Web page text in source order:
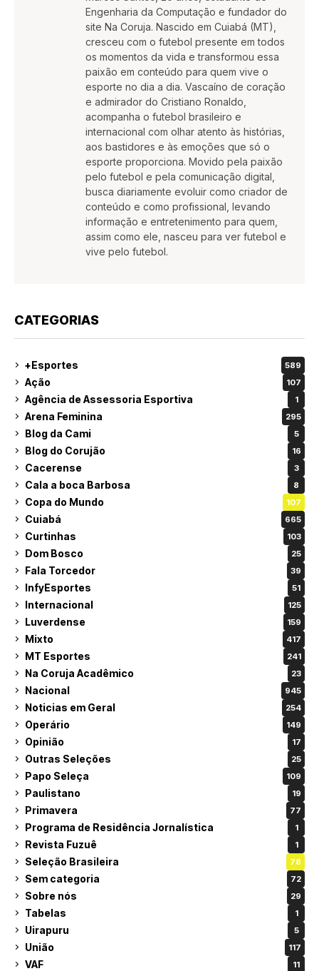
Engenharia da Computação e fundador do
site Na Coruja. Nascido em Cuiabá (MT),
cresceu com o futebol presente em todos
os momentos da vida e transformou essa
paixão em conteúdo para quem vive o
esporte no dia a dia. Vascaíno de coração
e admirador do Cristiano Ronaldo,
acompanha o futebol brasileiro e
internacional com olhar atento às histórias,
aos bastidores e às emoções que só o
esporte proporciona. Movido pela paixão
pelo futebol e pela comunicação digital,
busca diariamente evoluir como criador de
conteúdo e como profissional, levando
informação e entretenimento para quem,
assim como ele, nasceu para ver futebol e
vive pelo futebol.
CATEGORIAS
+Esportes 589
Ação 107
Agência de Assessoria Esportiva 1
Arena Feminina 295
Blog da Cami 5
Blog do Corujão 16
Cacerense 3
Cala a boca Barbosa 8
Copa do Mundo 107
Cuiabá 665
Curtinhas 103
Dom Bosco 25
Fala Torcedor 39
InfyEsportes 51
Internacional 125
Luverdense 159
Mixto 417
MT Esportes 241
Na Coruja Acadêmico 23
Nacional 945
Noticias em Geral 254
Operário 149
Opinião 17
Outras Seleções 25
Papo Seleça 109
Paulistano 19
Primavera 77
Programa de Residência Jornalística 1
Revista Fuzuê 1
Seleção Brasileira 78
Sem categoria 72
Sobre nós 29
Tabelas 1
Uirapuru 5
União 117
VAF 11